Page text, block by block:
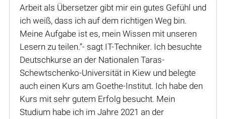
Arbeit als Übersetzer gibt mir ein gutes Gefühl und
ich weiß, dass ich auf dem richtigen Weg bin.
Meine Aufgabe ist es, mein Wissen mit unseren
Lesern zu teilen.“- sagt IT-Techniker. Ich besuchte
Deutschkurse an der Nationalen Taras-
Schewtschenko-Universität in Kiew und belegte
auch einen Kurs am Goethe-Institut. Ich habe den
Kurs mit sehr gutem Erfolg besucht. Mein
Studium habe ich im Jahre 2021 an der